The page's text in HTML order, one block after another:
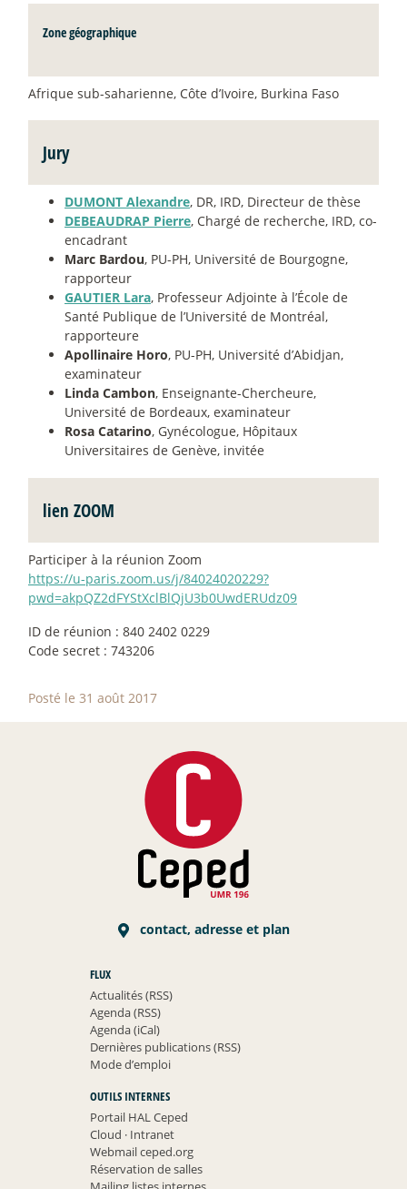
Zone géographique
Afrique sub-saharienne, Côte d’Ivoire, Burkina Faso
Jury
DUMONT Alexandre, DR, IRD, Directeur de thèse
DEBEAUDRAP Pierre, Chargé de recherche, IRD, co-
encadrant
Marc Bardou, PU-PH, Université de Bourgogne,
rapporteur
GAUTIER Lara, Professeur Adjointe à l’École de
Santé Publique de l’Université de Montréal,
rapporteure
Apollinaire Horo, PU-PH, Université d’Abidjan,
examinateur
Linda Cambon, Enseignante-Chercheure,
Université de Bordeaux, examinateur
Rosa Catarino, Gynécologue, Hôpitaux
Universitaires de Genève, invitée
lien ZOOM
Participer à la réunion Zoom
https://u-paris.zoom.us/j/84024020229?
pwd=akpQZ2dFYStXclBlQjU3b0UwdERUdz09
ID de réunion : 840 2402 0229
Code secret : 743206
Posté le 31 août 2017
contact, adresse et plan
FLUX
Actualités (RSS)
Agenda (RSS)
Agenda (iCal)
Dernières publications (RSS)
Mode d’emploi
OUTILS INTERNES
Portail HAL Ceped
Cloud ·Intranet
Webmail ceped.org
Réservation de salles